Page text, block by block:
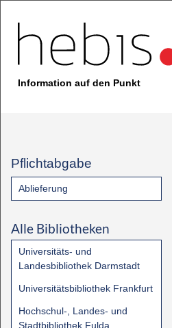
Information auf den Punkt
Pflichtabgabe
Ablieferung
Alle Bibliotheken
Universitäts- und
Landesbibliothek Darmstadt
Universitätsbibliothek Frankfurt
Hochschul-, Landes- und
Stadtbibliothek Fulda